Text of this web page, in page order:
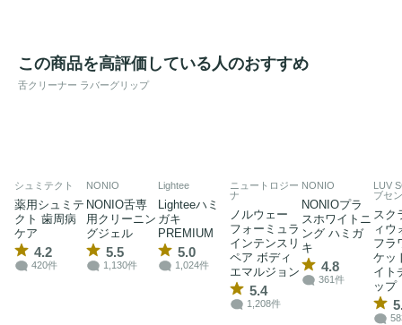
この商品を高評価している人のおすすめ
舌クリーナー ラバーグリップ
シュミテクト
薬用シュミテ
クト 歯周病
ケア
4.2
420件
NONIO
NONIO舌専
用クリーニン
グジェル
5.5
1,130件
Lightee
Lighteeハミ
ガキ
PREMIUM
5.0
1,024件
ニュートロジー
ナ
ノルウェー
フォーミュラ
インテンスリ
ペア ボディ
エマルジョン
5.4
1,208件
NONIO
NONIOプラ
スホワイトニ
ング ハミガ
キ
4.8
361件
LUV
ブセ
スク
ィウ
フラ
ケッ
イト
ップ